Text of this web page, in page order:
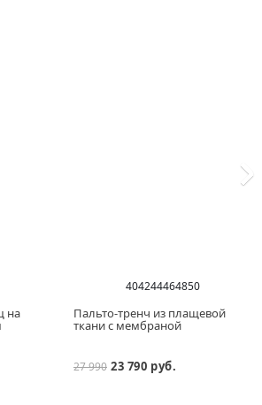
на
404244464850
Пальто-тренч из плащевой
ткани с мембраной
27 990 23 790 руб.